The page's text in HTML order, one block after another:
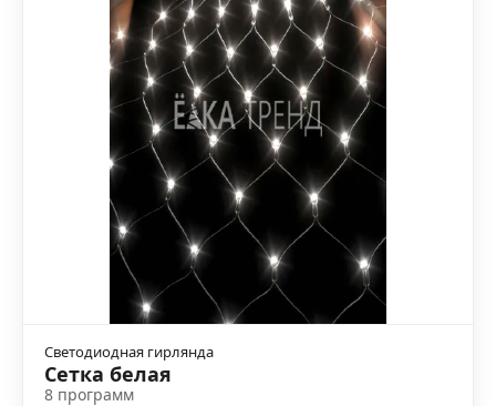
Светодиодная гирлянда
Сетка белая
8 программ